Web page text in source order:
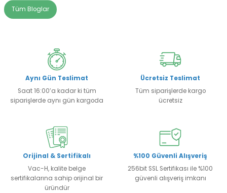
Tüm Bloglar
Aynı Gün Teslimat
Saat 16:00’a kadar ki tüm
siparişlerde aynı gün kargoda
Ücretsiz Teslimat
Tüm siparişlerde kargo
ücretsiz
Orijinal & Sertifikalı
Vac-H, kalite belge
sertifikalarına sahip orijinal bir
üründür
%100 Güvenli Alışveriş
256bit SSL Sertifikası ile %100
güvenli alışveriş imkanı